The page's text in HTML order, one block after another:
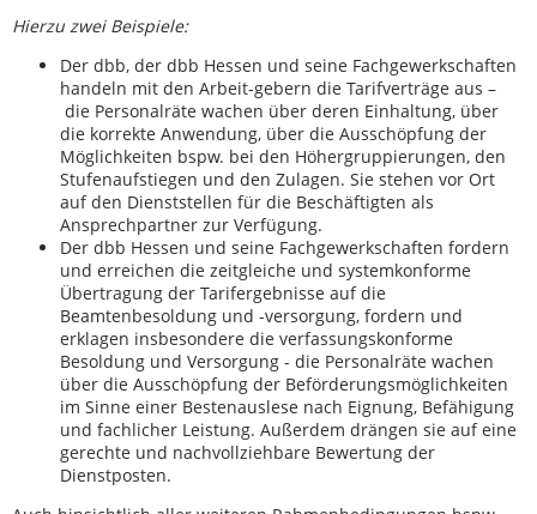
Hierzu zwei Beispiele:
Der dbb, der dbb Hessen und seine Fachgewerkschaften
handeln mit den Arbeit-gebern die Tarifverträge aus –
die Personalräte wachen über deren Einhaltung, über
die korrekte Anwendung, über die Ausschöpfung der
Möglichkeiten bspw. bei den Höhergruppierungen, den
Stufenaufstiegen und den Zulagen. Sie stehen vor Ort
auf den Dienststellen für die Beschäftigten als
Ansprechpartner zur Verfügung.
Der dbb Hessen und seine Fachgewerkschaften fordern
und erreichen die zeitgleiche und systemkonforme
Übertragung der Tarifergebnisse auf die
Beamtenbesoldung und -versorgung, fordern und
erklagen insbesondere die verfassungskonforme
Besoldung und Versorgung - die Personalräte wachen
über die Ausschöpfung der Beförderungsmöglichkeiten
im Sinne einer Bestenauslese nach Eignung, Befähigung
und fachlicher Leistung. Außerdem drängen sie auf eine
gerechte und nachvollziehbare Bewertung der
Dienstposten.